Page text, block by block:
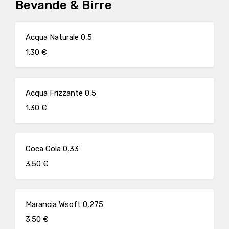
Bevande & Birre
Acqua Naturale 0,5
1.30 €
Acqua Frizzante 0,5
1.30 €
Coca Cola 0,33
3.50 €
Marancia Wsoft 0,275
3.50 €